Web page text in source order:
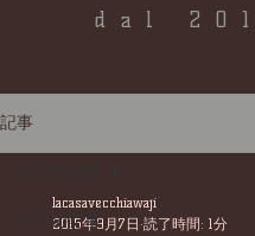
dal
記事
全ての記事
lacasavecchiawaji
2015年9月7日 読了時間: 1分